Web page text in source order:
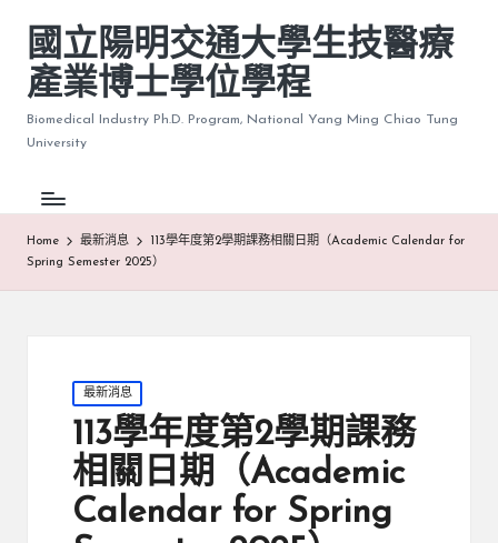
國立陽明交通大學生技醫療
產業博士學位學程
Biomedical Industry Ph.D. Program, National Yang Ming Chiao Tung
University
Home 最新消息
113學年度第2學期課務相關日期（Academic Calendar for
Spring Semester 2025）
Posted
最新消息
113學年度第2學期課務
相關日期（Academic
Calendar for Spring